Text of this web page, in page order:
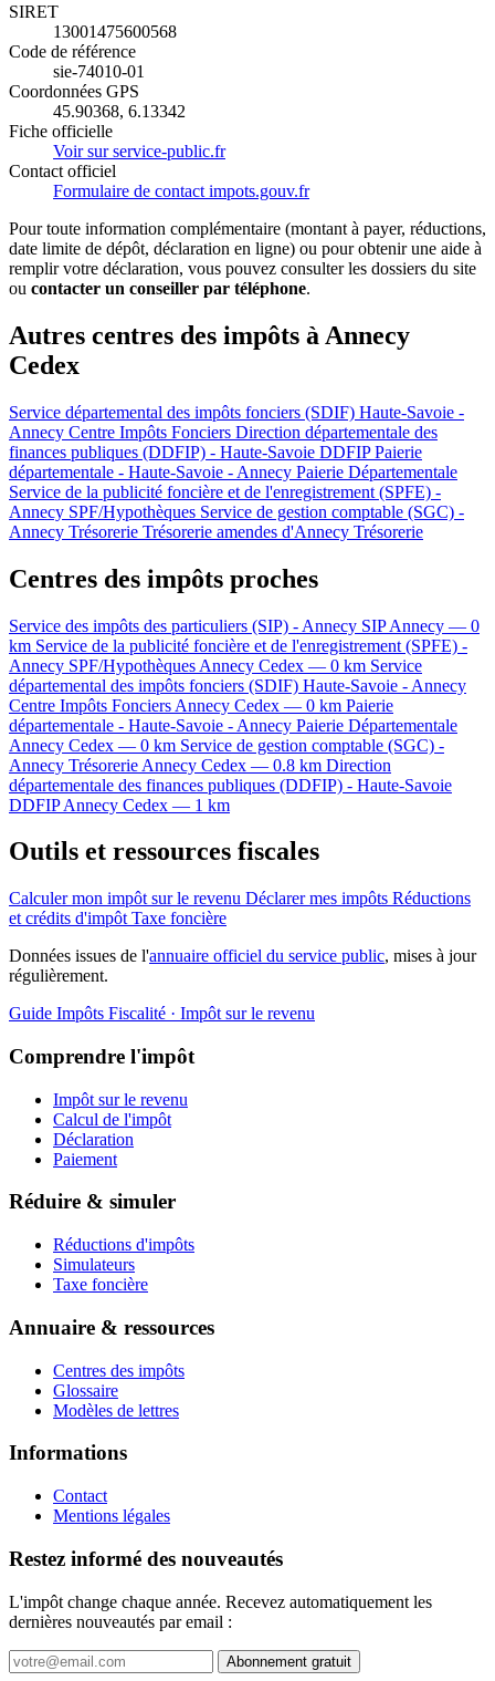
SIRET
13001475600568
Code de référence
sie-74010-01
Coordonnées GPS
45.90368, 6.13342
Fiche officielle
Voir sur service-public.fr
Contact officiel
Formulaire de contact impots.gouv.fr
Pour toute information complémentaire (montant à payer, réductions,
date limite de dépôt, déclaration en ligne) ou pour obtenir une aide à
remplir votre déclaration, vous pouvez consulter les dossiers du site
ou contacter un conseiller par téléphone.
Autres centres des impôts à Annecy
Cedex
Service départemental des impôts fonciers (SDIF) Haute-Savoie -
Annecy Centre Impôts Fonciers Direction départementale des
finances publiques (DDFIP) - Haute-Savoie DDFIP Paierie
départementale - Haute-Savoie - Annecy Paierie Départementale
Service de la publicité foncière et de l'enregistrement (SPFE) -
Annecy SPF/Hypothèques Service de gestion comptable (SGC) -
Annecy Trésorerie Trésorerie amendes d'Annecy Trésorerie
Centres des impôts proches
Service des impôts des particuliers (SIP) - Annecy SIP Annecy — 0
km Service de la publicité foncière et de l'enregistrement (SPFE) -
Annecy SPF/Hypothèques Annecy Cedex — 0 km Service
départemental des impôts fonciers (SDIF) Haute-Savoie - Annecy
Centre Impôts Fonciers Annecy Cedex — 0 km Paierie
départementale - Haute-Savoie - Annecy Paierie Départementale
Annecy Cedex — 0 km Service de gestion comptable (SGC) -
Annecy Trésorerie Annecy Cedex — 0.8 km Direction
départementale des finances publiques (DDFIP) - Haute-Savoie
DDFIP Annecy Cedex — 1 km
Outils et ressources fiscales
Calculer mon impôt sur le revenu Déclarer mes impôts Réductions
et crédits d'impôt Taxe foncière
Données issues de l'annuaire officiel du service public, mises à jour
régulièrement.
Guide Impôts Fiscalité · Impôt sur le revenu
Comprendre l'impôt
Impôt sur le revenu
Calcul de l'impôt
Déclaration
Paiement
Réduire & simuler
Réductions d'impôts
Simulateurs
Taxe foncière
Annuaire & ressources
Centres des impôts
Glossaire
Modèles de lettres
Informations
Contact
Mentions légales
Restez informé des nouveautés
L'impôt change chaque année. Recevez automatiquement les
dernières nouveautés par email :
Abonnement gratuit